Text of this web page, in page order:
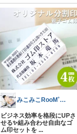
みこみこRooM˚✧₊⁎❝᷀ົཽ
ビジネス効率を格段にUPさ
せる✨組み合わせ自由なゴ
ム印セットを ...